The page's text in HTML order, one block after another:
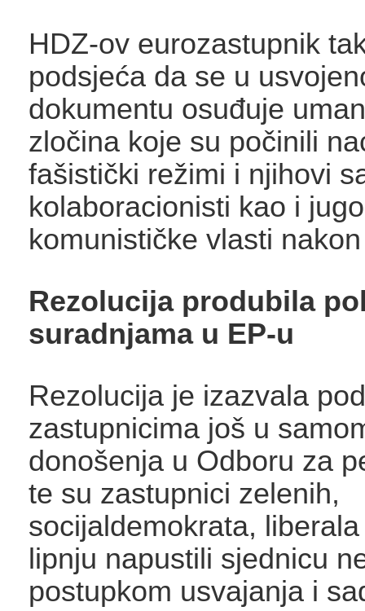
HDZ-ov eurozastupnik
podsjeća da se u
dokumentu osuđuje
zločina koje su počinili
fašistički režimi i njihovi
kolaboracionisti kao i
komunističke vlasti
Rezolucija produbila
suradnjama u EP-u
Rezolucija je izazvala
zastupnicima još u
donošenja u Odboru za
te su zastupnici zelenih,
socijaldemokrata,
lipnju napustili sjednicu
postupkom usvajanja i